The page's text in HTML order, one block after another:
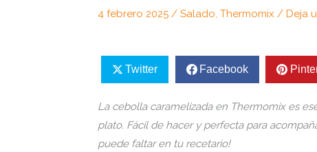
4 febrero 2025 / Salado Thermomix / Deja
Twitter Facebook
La cebolla caramelizada en Thermomix es
plato. Fácil de hacer y perfecta para
puede faltar en tu recetario!